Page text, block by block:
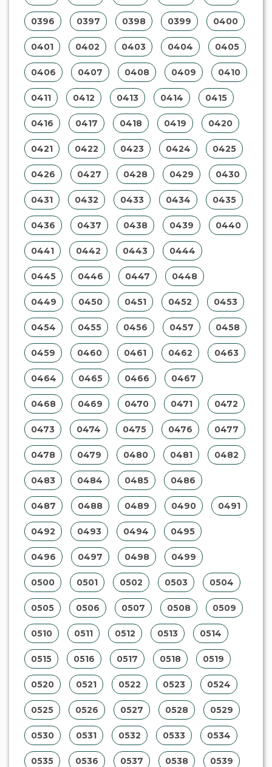
0396 0397 0398 0399 0400
0401 0402 0403 0404 0405
0406 0407 0408 0409 0410
0411 0412 0413 0414 0415
0416 0417 0418 0419 0420
0421 0422 0423 0424 0425
0426 0427 0428 0429 0430
0431 0432 0433 0434 0435
0436 0437 0438 0439 0440
0441 0442 0443 0444
0445 0446 0447 0448
0449 0450 0451 0452 0453
0454 0455 0456 0457 0458
0459 0460 0461 0462 0463
0464 0465 0466 0467
0468 0469 0470 0471 0472
0473 0474 0475 0476 0477
0478 0479 0480 0481 0482
0483 0484 0485 0486
0487 0488 0489 0490 0491
0492 0493 0494 0495
0496 0497 0498 0499
0500 0501 0502 0503 0504
0505 0506 0507 0508 0509
0510 0511 0512 0513 0514
0515 0516 0517 0518 0519
0520 0521 0522 0523 0524
0525 0526 0527 0528 0529
0530 0531 0532 0533 0534
0535 0536 0537 0538 0539